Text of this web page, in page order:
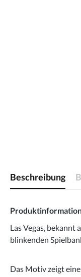
Beschreibung
Produktinformation
Las Vegas, bekannt
blinkenden
Das Motiv zeigt eine